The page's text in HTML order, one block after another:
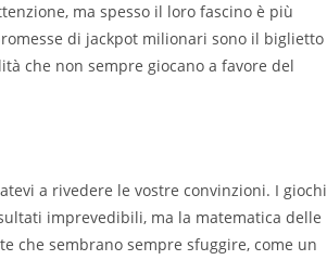
ma spesso il loro fascino è più
di jackpot milionari sono il biglietto
che non sempre giocano a favore del
a rivedere le vostre convinzioni. I giochi
imprevedibili, ma la matematica delle
che sembrano sempre sfuggire, come un